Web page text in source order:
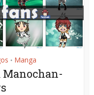
• Manga